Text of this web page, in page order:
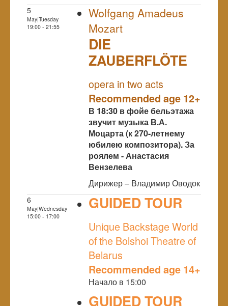
5
May|Tuesday
19:00 - 21:55
Wolfgang Amadeus
Mozart
DIE
ZAUBERFLÖTE
opera in two acts
Recommended age 12+
В 18:30 в фойе бельэтажа
звучит музыка В.А.
Моцарта (к 270-летнему
юбилею композитора). За
роялем - Анастасия
Вензелева
Дирижер – Владимир Оводок
6
May|Wednesday
15:00 - 17:00
GUIDED TOUR
Unique Backstage World
of the Bolshoi Theatre of
Belarus
Recommended age 14+
Начало в 15:00
GUIDED TOUR